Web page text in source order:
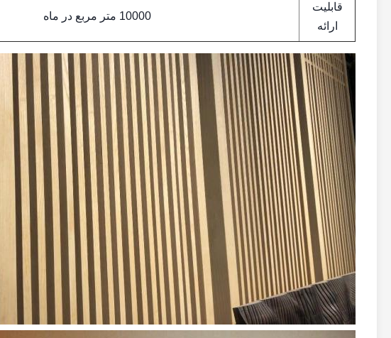
قابلیت
ارائه
10000 متر مربع در ماه